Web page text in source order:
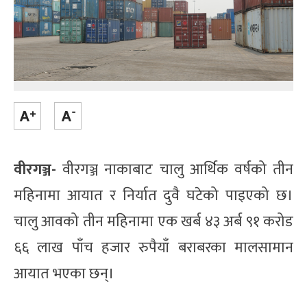
वीरगञ्ज- वीरगञ्ज नाकाबाट चालु आर्थिक वर्षको तीन
महिनामा आयात र निर्यात दुवै घटेको पाइएको छ।
चालु आवको तीन महिनामा एक खर्ब ४३ अर्ब ९१ करोड
६६ लाख पाँच हजार रुपैयाँ बराबरका मालसामान
आयात भएका छन्।